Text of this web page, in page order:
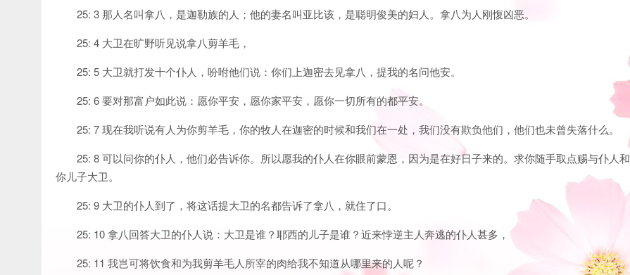
25: 3 那人名叫拿八，是迦勒族的人；他的妻名叫亚比该，是聪明俊美的妇人。拿八为人刚愎凶恶。
25: 4 大卫在旷野听见说拿八剪羊毛，
25: 5 大卫就打发十个仆人，吩咐他们说：你们上迦密去见拿八，提我的名问他安。
25: 6 要对那富户如此说：愿你平安，愿你家平安，愿你一切所有的都平安。
25: 7 现在我听说有人为你剪羊毛，你的牧人在迦密的时候和我们在一处，我们没有欺负他们，他们也未曾失落什么。
25: 8 可以问你的仆人，他们必告诉你。所以愿我的仆人在你眼前蒙恩，因为是在好日子来的。求你随手取点赐与仆人和
你儿子大卫。
25: 9 大卫的仆人到了，将这话提大卫的名都告诉了拿八，就住了口。
25: 10 拿八回答大卫的仆人说：大卫是谁？耶西的儿子是谁？近来悖逆主人奔逃的仆人甚多，
25: 11 我岂可将饮食和为我剪羊毛人所宰的肉给我不知道从哪里来的人呢？